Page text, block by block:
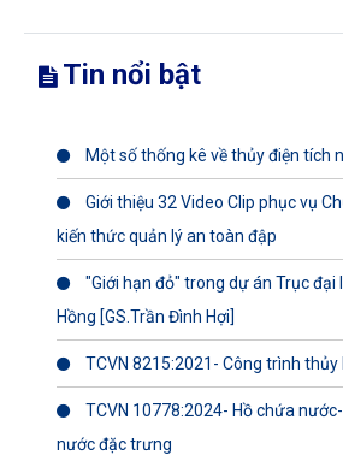
Tin nổi bật
Một số thống kê về thủy điện tích
Giới thiệu 32 Video Clip phục vụ
kiến thức quản lý an toàn đập
"Giới hạn đỏ" trong dự án Trục đại
Hồng [GS.Trần Đình Hợi]
TCVN 8215:2021- Công trình
TCVN 10778:2024- Hồ chứa
nước đặc trưng